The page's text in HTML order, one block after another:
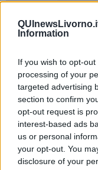
Information
If you wish to opt-
processing of your
targeted advertising
section to confirm
opt-out request is
interest-based ads
us or personal
your opt-out. You
disclosure of your
PICI ALL’ AGLIONE
Ingredienti per i pici:
1 kg di farina di
½ litro di acqua
1 cucchiaio di